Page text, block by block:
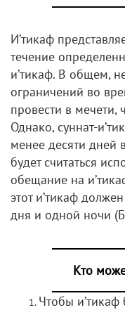
И’тикаф
течение
и’тикаф. В общем,
ограничений во
провести в мечети,
Однако, суннат-
менее десяти дней
будет считаться
обещание на
этот и’тикаф
дня и одной ночи
Кто
Чтобы